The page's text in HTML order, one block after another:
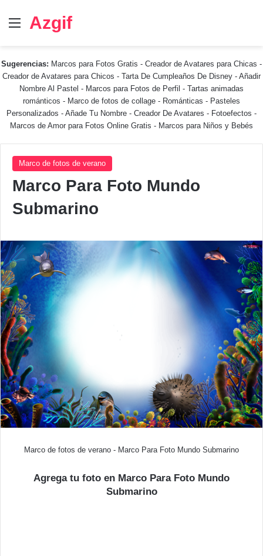
Menú
Azgif
Sugerencias: Marcos para Fotos Gratis - Creador de Avatares para Chicas -
Creador de Avatares para Chicos - Tarta De Cumpleaños De Disney - Añadir
Nombre Al Pastel - Marcos para Fotos de Perfil - Tartas animadas
románticos - Marco de fotos de collage - Románticas - Pasteles
Personalizados - Añade Tu Nombre - Creador De Avatares - Fotoefectos -
Marcos de Amor para Fotos Online Gratis - Marcos para Niños y Bebés
Marco de fotos de verano
Marco Para Foto Mundo
Submarino
Marco de fotos de verano - Marco Para Foto Mundo Submarino
Agrega tu foto en Marco Para Foto Mundo
Submarino